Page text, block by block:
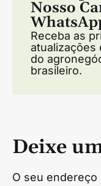
Nosso
Receba as
atualizações
do
brasileiro.
Deixe
O seu endereço